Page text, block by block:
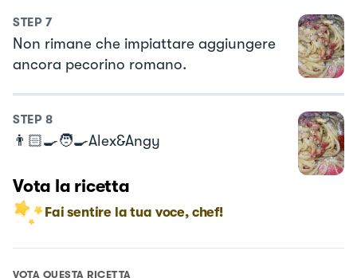
STEP 7
Non rimane che impiattare aggiungere
ancora pecorino romano.
STEP 8
👨🏻‍🍳🧑‍🍳Alex&Angy
Vota la ricetta
Fai sentire la tua voce, chef!
VOTA QUESTA RICETTA